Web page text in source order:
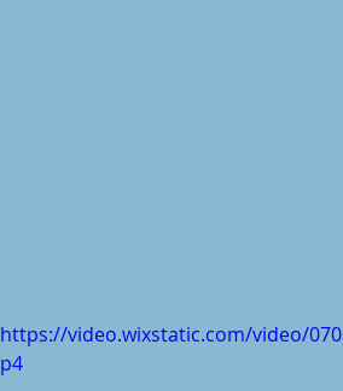
https://video.wixstatic.com/video/
p4